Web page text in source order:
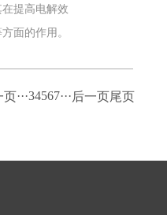
提高电解效
面的作用。
程提供了独
页···34567···后一页尾页